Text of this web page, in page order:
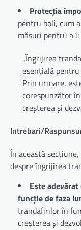
Protecția
pentru boli, cum
măsuri pentru a
„Îngrijirea
esențială
Prin urmare,
corespunzător
creșterea și
Intrebari/
În această
despre îngrijirea
Este
funcție de faza
trandafirilor în
creșterea și